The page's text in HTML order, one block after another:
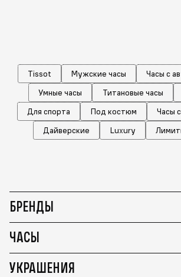
Tissot Мужские часы
Часы с
Умные часы
Титановые часы
Для спорта
Под костюм
Часы
Дайверские
Luxury
БРЕНДЫ
ЧАСЫ
УКРАШЕНИЯ